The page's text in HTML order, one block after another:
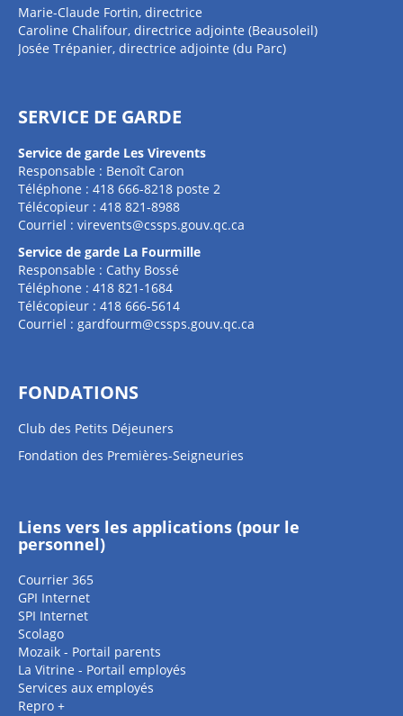
Marie-Claude Fortin, directrice
Caroline Chalifour, directrice adjointe (Beausoleil)
Josée Trépanier, directrice adjointe (du Parc)
SERVICE DE GARDE
Service de garde Les Virevents
Responsable : Benoît Caron
Téléphone : 418 666-8218 poste 2
Télécopieur : 418 821-8988
Courriel : virevents@cssps.gouv.qc.ca
Service de garde La Fourmille
Responsable : Cathy Bossé
Téléphone : 418 821-1684
Télécopieur : 418 666-5614
Courriel : gardfourm@cssps.gouv.qc.ca
FONDATIONS
Club des Petits Déjeuners
Fondation des Premières-Seigneuries
Liens vers les applications (pour le
personnel)
Courrier 365
GPI Internet
SPI Internet
Scolago
Mozaik - Portail parents
La Vitrine - Portail employés
Services aux employés
Repro +